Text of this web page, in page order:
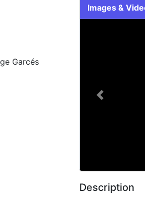
Garcés
Images &
Previous
Description